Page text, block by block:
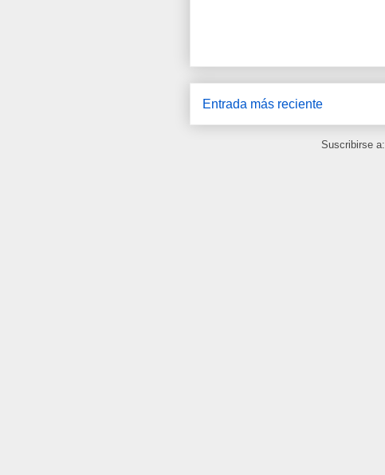
Entrada más reciente
Suscribirse a: